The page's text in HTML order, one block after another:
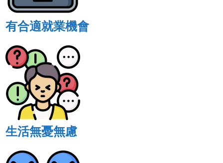
有合適就業機會
生活無憂無慮